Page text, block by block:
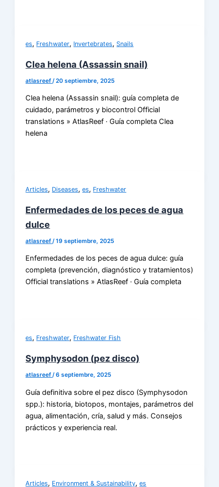
es, Freshwater, Invertebrates, Snails
Clea helena (Assassin snail)
atlasreef /20 septiembre, 2025
Clea helena (Assassin snail): guía completa de
cuidado, parámetros y biocontrol Official
translations » AtlasReef · Guía completa Clea
helena
Articles, Diseases,es, Freshwater
Enfermedades de los peces de agua
dulce
atlasreef/19 septiembre, 2025
Enfermedades de los peces de agua dulce: guía
completa (prevención, diagnóstico y tratamientos)
Official translations » AtlasReef · Guía completa
es, Freshwater, Freshwater Fish
Symphysodon (pez disco)
atlasreef/6 septiembre, 2025
Guía definitiva sobre el pez disco (Symphysodon
spp.): historia, biotopos, montajes, parámetros del
agua, alimentación, cría, salud y más. Consejos
prácticos y experiencia real.
Articles, Environment & Sustainability,es